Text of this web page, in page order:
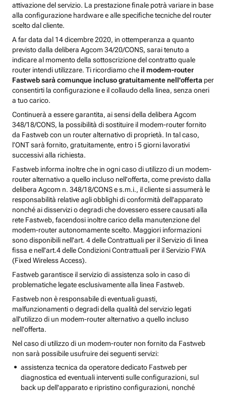
attivazione del servizio. La prestazione finale potrà variare in base
alla configurazione hardware e alle specifiche tecniche del router
scelto dal cliente.
A far data dal 14 dicembre 2020, in ottemperanza a quanto
previsto dalla delibera Agcom 34/20/CONS, sarai tenuto a
indicare al momento della sottoscrizione del contratto quale
router intendi utilizzare. Ti ricordiamo cheil modem-router
Fastweb sarà comunque incluso gratuitamente nell'offerta per
consentirti la configurazione e il collaudo della linea, senza oneri
a tuo carico.
Continuerà a essere garantita, ai sensi della delibera Agcom
348/18/CONS, la possibilità di sostituire il modem-router fornito
da Fastweb con un router alternativo di proprietà. In tal caso,
l’ONT sarà fornito, gratuitamente, entro i 5 giorni lavorativi
successivi alla richiesta.
Fastweb informa inoltre che in ogni caso di utilizzo di un modem-
router alternativo a quello incluso nell'offerta, come previsto dalla
delibera Agcom n. 348/18/CONS e s.m.i., il cliente si assumerà le
responsabilità relative agli obblighi di conformità dell'apparato
nonché ai disservizi o degradi che dovessero essere causati alla
rete Fastweb, facendosi inoltre carico della manutenzione del
modem-router autonomamente scelto. Maggiori informazioni
sono disponibili nell'art. 4 delle Contrattuali per il Servizio di linea
fissa e nell'art.4 delle Condizioni Contrattuali per il Servizio FWA
(Fixed Wireless Access).
Fastweb garantisce il servizio di assistenza solo in caso di
problematiche legate esclusivamente alla linea Fastweb.
Fastweb non è responsabile di eventuali guasti,
malfunzionamenti o degradi della qualità del servizio legati
all'utilizzo di un modem-router alternativo a quello incluso
nell'offerta.
Nel caso di utilizzo di un modem-router non fornito da Fastweb
non sarà possibile usufruire dei seguenti servizi:
assistenza tecnica da operatore dedicato Fastweb per
diagnostica ed eventuali interventi sulle configurazioni, sul
back up dell'apparato e ripristino configurazioni, nonché